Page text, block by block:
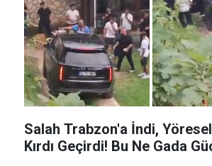
Salah Trabzon'a İndi,
Kırdı Geçirdi! Bu Ne Gada